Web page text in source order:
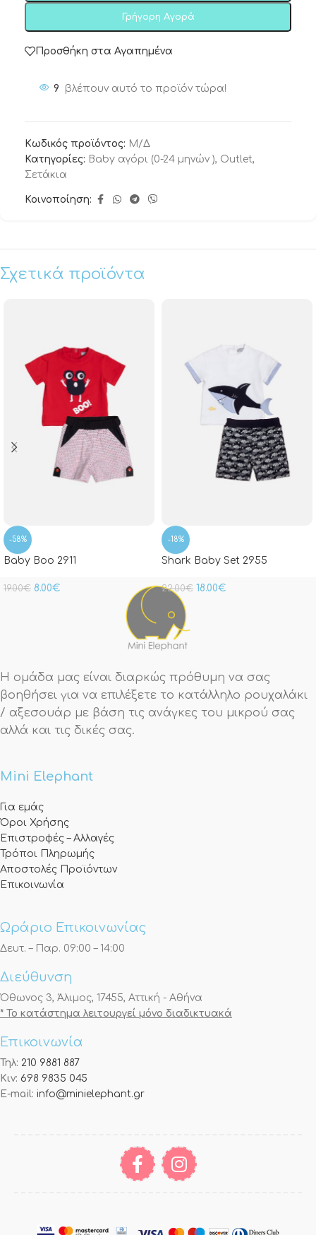
Γρήγορη Αγορά
Προσθήκη στα Αγαπημένα
9 βλέπουν αυτό το προϊόν τώρα!
Κωδικός προϊόντος: Μ/Δ
Κατηγορίες: Baby αγόρι (0-24 μηνών ), Outlet,
Σετάκια
Κοινοποίηση:
Σχετικά προϊόντα
-58%
Baby Boo 2911
19.00€ 8.00€
-18%
Shark Baby Set 2955
22.00€ 18.00€
Η ομάδα μας είναι διαρκώς πρόθυμη να σας
βοηθήσει για να επιλέξετε το κατάλληλο ρουχαλάκι
/ αξεσουάρ με βάση τις ανάγκες του μικρού σας
αλλά και τις δικές σας.
Mini Elephant
Για εμάς
Όροι Χρήσης
Επιστροφές – Αλλαγές
Τρόποι Πληρωμής
Αποστολές Προϊόντων
Επικοινωνία
Ωράριο Επικοινωνίας
Δευτ. – Παρ. 09:00 – 14:00
Διεύθυνση
Όθωνος 3, Άλιμος, 17455, Αττική - Αθήνα
* Το κατάστημα λειτουργεί μόνο διαδικτυακά
Επικοινωνία
Τηλ: 210 9881 887
Κιν: 698 9835 045
E-mail: info@minielephant.gr